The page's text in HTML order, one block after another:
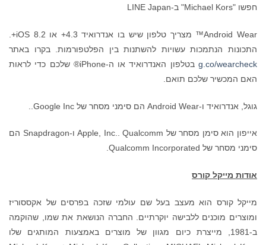
חפשו "Michael Kors" ב-LINE Japan
Android Wear™ מצריך טלפון שיש בו אנדרואיד 4.3+ או iOS 8.2+.
התכונות הנתמכות עשויות להשתנות בין הפלטפורמות. בקרו באתר
g.co/wearcheck
בטלפון האנדרואיד או ה-iPhone® שלכם כדי לראות
האם המכשיר שלכם תואם.
גוגל, אנדרואיד ו-Android Wear הם סימני מסחר של Google Inc..
אייפון הוא סימן מסחר של Apple, Inc.. Qualcomm ו-Snapdragon הם
סימני מסחר של Qualcomm Incorporated.
אודות מייקל קורס
מייקל קורס הוא מעצב בעל שם עולמי שזכה בפרסים של אקססוריז
ומוצרים מוכנים ללבישה יוקרתיים. החברה הנושאת את שמו, שהוקמה
ב-1981, מייצרת כיום מגוון של מוצרים באמצעות המותגים שלו